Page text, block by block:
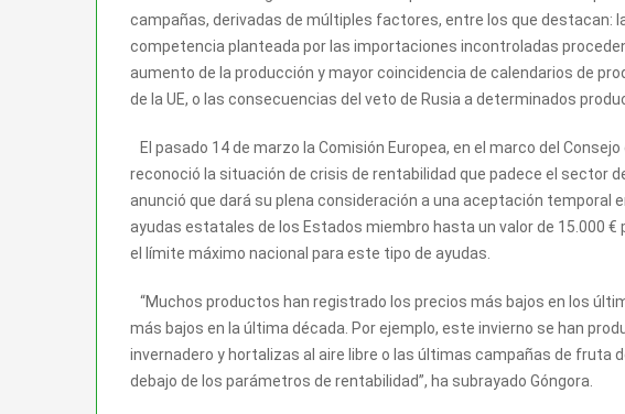
campañas, derivadas de múltiples factores, entre los que destacan:
competencia planteada por las importaciones incontroladas
aumento de la producción y mayor coincidencia de calendarios de
de la UE, o las consecuencias del veto de Rusia a determinados
El pasado 14 de marzo la Comisión Europea, en el marco del
reconoció la situación de crisis de rentabilidad que padece el sector
anunció que dará su plena consideración a una aceptación temporal
ayudas estatales de los Estados miembro hasta un valor de 15.000 €
el límite máximo nacional para este tipo de ayudas.
“Muchos productos han registrado los precios más bajos en los
más bajos en la última década. Por ejemplo, este invierno se han
invernadero y hortalizas al aire libre o las últimas campañas de fruta
debajo de los parámetros de rentabilidad”, ha subrayado Góngora.